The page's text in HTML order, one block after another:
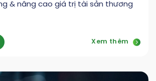
& nâng cao giá trị tài sản thương
Xem thêm